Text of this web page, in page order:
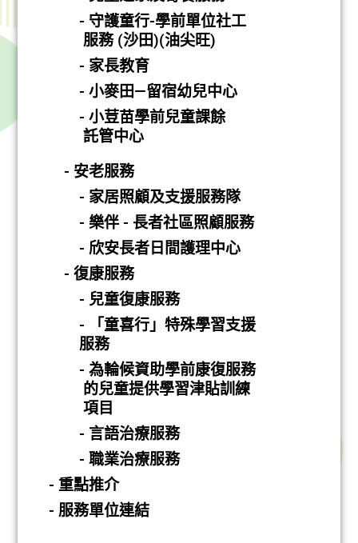
- 守護童行-學前單位社工
服務 (沙田)(油尖旺)
- 家長教育
- 小麥田—留宿幼兒中心
- 小荳苗學前兒童課餘
託管中心
- 安老服務
- 家居照顧及支援服務隊
- 樂伴 - 長者社區照顧服務
- 欣安長者日間護理中心
- 復康服務
- 兒童復康服務
- 「童喜行」特殊學習支援
服務
- 為輪候資助學前康復服務
的兒童提供學習津貼訓練
項目
- 言語治療服務
- 職業治療服務
- 重點推介
- 服務單位連結